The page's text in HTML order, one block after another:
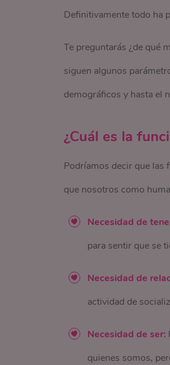
Definitivamente todo ha
Te preguntarás ¿de qué
siguen algunos
demográficos y hasta el
¿Cuál es la
Podríamos decir que las
que nosotros como
Necesidad de
para sentir que se
Necesidad de
actividad de
Necesidad de ser:
quienes somos,